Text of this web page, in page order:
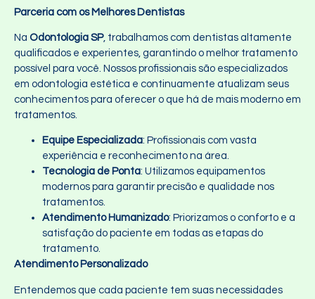
Parceria com os Melhores Dentistas
Na Odontologia SP, trabalhamos com dentistas altamente
qualificados e experientes, garantindo o melhor tratamento
possível para você. Nossos profissionais são especializados
em odontologia estética e continuamente atualizam seus
conhecimentos para oferecer o que há de mais moderno em
tratamentos.
Equipe Especializada: Profissionais com vasta
experiência e reconhecimento na área.
Tecnologia de Ponta: Utilizamos equipamentos
modernos para garantir precisão e qualidade nos
tratamentos.
Atendimento Humanizado: Priorizamos o conforto e a
satisfação do paciente em todas as etapas do
tratamento.
Atendimento Personalizado
Entendemos que cada paciente tem suas necessidades